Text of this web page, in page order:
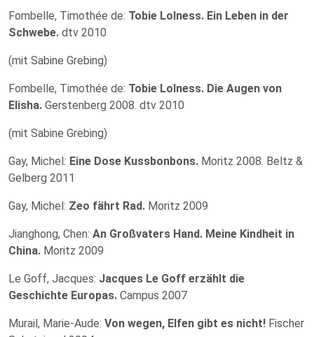
Fombelle, Timothée de: Tobie Lolness. Ein Leben in der
Schwebe. dtv 2010
(mit Sabine Grebing)
Fombelle, Timothée de: Tobie Lolness. Die Augen von
Elisha. Gerstenberg 2008. dtv 2010
(mit Sabine Grebing)
Gay, Michel: Eine Dose Kussbonbons. Moritz 2008. Beltz &
Gelberg 2011
Gay, Michel: Zeo fährt Rad. Moritz 2009
Jianghong, Chen: An Großvaters Hand. Meine Kindheit in
China. Moritz 2009
Le Goff, Jacques: Jacques Le Goff erzählt die
Geschichte Europas. Campus 2007
Murail, Marie-Aude: Von wegen, Elfen gibt es nicht! Fischer